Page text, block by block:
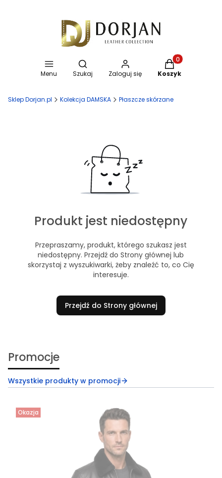
Menu
Otwórz wyszukiwarkę
Szukaj Zaloguj się
Produkty w
Koszyk
Sklep Dorjan.pl Kolekcja DAMSKA Płaszcze skórzane
Produkt jest niedostępny
Przepraszamy, produkt, którego szukasz jest
niedostępny. Przejdź do Strony głównej lub
skorzystaj z wyszukiwarki, żeby znaleźć to, co Cię
interesuje.
Przejdź do Strony głównej
Promocje
Wszystkie produkty w promocji
Okazja